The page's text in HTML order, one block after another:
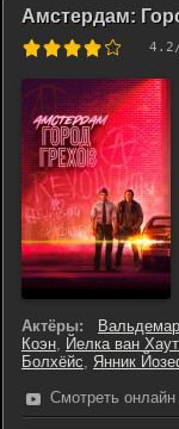
Амстердам:
4.2
Актёры:
Коэн, Йелка ван
Болхёйс, Янник
Смотреть онлайн